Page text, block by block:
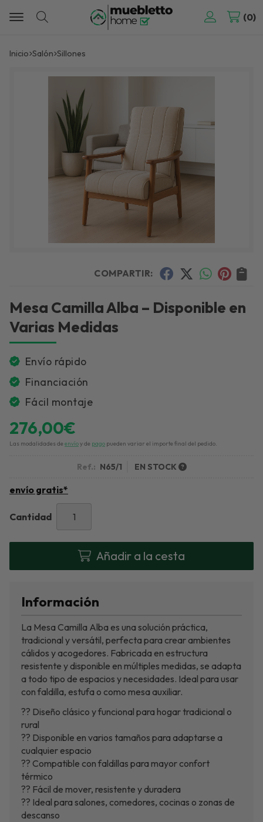
Buscar
0
Inicio salón sillones
COMPARTIR:
Mesa Camilla Alba – Disponible en
Varias Medidas
Envío rápido
Financiación
Fácil montaje
276,00€
Las modalidades deenvíoy de pago pueden variar el importe final del pedido.
Ref.: N65/1 EN STOCK
envío gratis*
Cantidad
Añadir a la cesta
Información
La Mesa Camilla Alba es una solución práctica,
tradicional y versátil, perfecta para crear ambientes
cálidos y acogedores. Fabricada en estructura
resistente y disponible en múltiples medidas, se adapta
a todo tipo de espacios y necesidades. Ideal para usar
con faldilla, estufa o como mesa auxiliar.
?? Diseño clásico y funcional para hogar tradicional o
rural
?? Disponible en varios tamaños para adaptarse a
cualquier espacio
?? Compatible con faldillas para mayor confort
térmico
?? Fácil de mover, resistente y duradera
?? Ideal para salones, comedores, cocinas o zonas de
descanso